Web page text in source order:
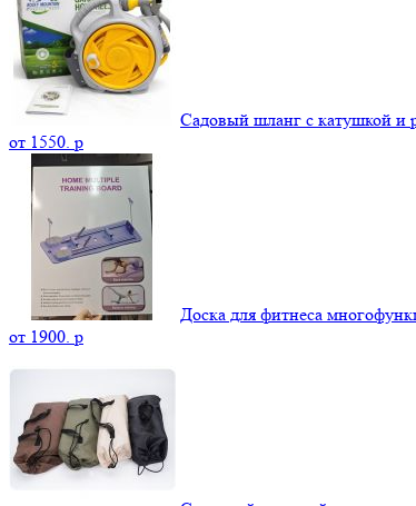
Садовый шланг с катушкой и
от 1550. p
Доска для фитнеса
от 1900. p